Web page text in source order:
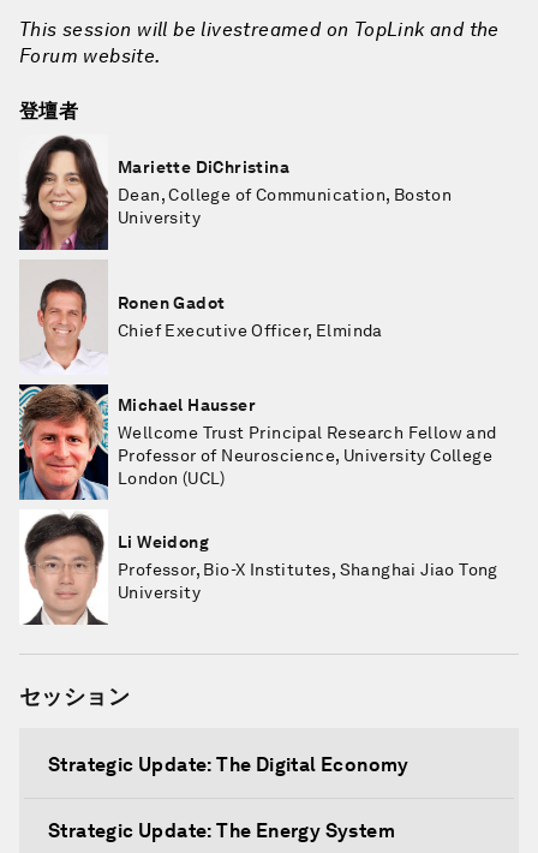
This session will be livestreamed on TopLink and the
Forum website.
登壇者
Mariette DiChristina
Dean, College of Communication, Boston
University
Ronen Gadot
Chief Executive Officer, Elminda
Michael Hausser
Wellcome Trust Principal Research Fellow and
Professor of Neuroscience, University College
London (UCL)
Li Weidong
Professor, Bio-X Institutes, Shanghai Jiao Tong
University
セッション
Strategic Update: The Digital Economy
Strategic Update: The Energy System